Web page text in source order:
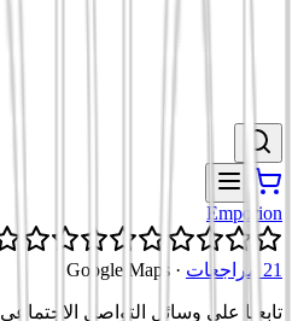
Emporion
21 مراجعات
·
Google Maps
تابعنا على وسائل التواصل الاجتماعي